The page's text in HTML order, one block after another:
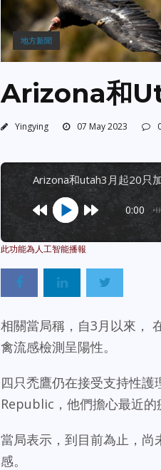
地方新聞
Arizona和
Yingying 07 May 2023
arizona和utah3月起20只
0:00
相關當局稱，自3月以來，
禽流感檢測呈陽性。
四只禿鷹仍在接受支持性
Republic，他們擔心最近的
當局表示，到目前為止，
感。